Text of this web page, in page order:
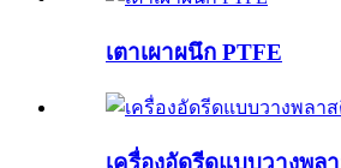
เตาเผาผนึก PTFE
เครื่องอัดรีดแบบวางพล